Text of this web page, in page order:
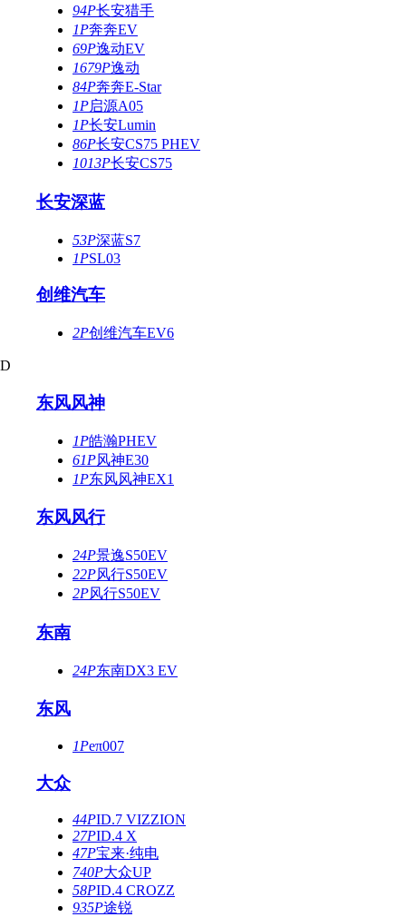
94P长安猎手
1P奔奔EV
69P逸动EV
1679P逸动
84P奔奔E-Star
1P启源A05
1P长安Lumin
86P长安CS75 PHEV
1013P长安CS75
长安深蓝
53P深蓝S7
1PSL03
创维汽车
2P创维汽车EV6
D
东风风神
1P皓瀚PHEV
61P风神E30
1P东风风神EX1
东风风行
24P景逸S50EV
22P风行S50EV
2P风行S50EV
东南
24P东南DX3 EV
东风
1Peπ007
大众
44PID.7 VIZZION
27PID.4 X
47P宝来·纯电
740P大众UP
58PID.4 CROZZ
935P途锐